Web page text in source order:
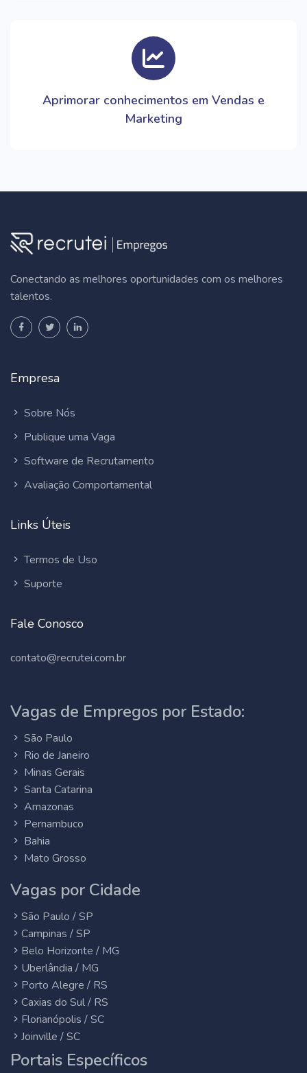
Aprimorar conhecimentos em Vendas e
Marketing
Conectando as melhores oportunidades com os melhores
talentos.
Empresa
Sobre Nós
Publique uma Vaga
Software de Recrutamento
Avaliação Comportamental
Links Úteis
Termos de Uso
Suporte
Fale Conosco
contato@recrutei.com.br
Vagas de Empregos por Estado:
São Paulo
Rio de Janeiro
Minas Gerais
Santa Catarina
Amazonas
Pernambuco
Bahia
Mato Grosso
Vagas por Cidade
São Paulo / SP
Campinas / SP
Belo Horizonte / MG
Uberlândia / MG
Porto Alegre / RS
Caxias do Sul / RS
Florianópolis / SC
Joinville / SC
Portais Específicos